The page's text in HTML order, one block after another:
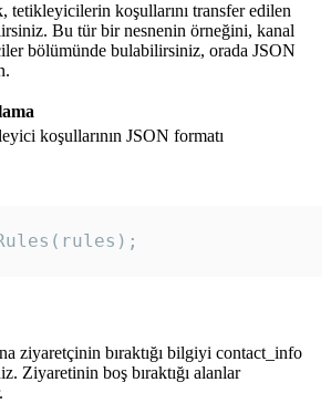
tetikleyicilerin koşullarını transfer edilen
Bu tür bir nesnenin örneğini, kanal
bölümünde bulabilirsiniz, orada JSON
koşullarının JSON formatı
ziyaretçinin bıraktığı bilgiyi contact_info
Ziyaretinin boş bıraktığı alanlar